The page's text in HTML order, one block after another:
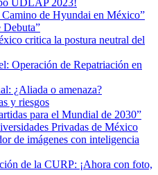
UDLAP 2023!
de Hyundai en México”
Debuta”
critica la postura neutral del
Operación de Repatriación en
¿Aliada o amenaza?
y riesgos
para el Mundial de 2030”
Privadas de México
de imágenes con inteligencia
de la CURP: ¡Ahora con foto,